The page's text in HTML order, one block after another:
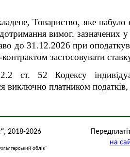
Товариство, яке набуло
вимог,
до 31.12.2026 при
застосовувати
ст. 52 Кодексу
виключно платником
, 2018-2026
облік"
на